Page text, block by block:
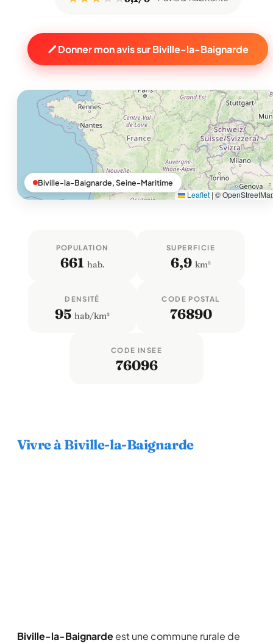
Donner mon avis sur Biville-la-Baignarde
Leaflet|©
Biville-la-Baignarde, Seine-Maritime
POPULATION
661 hab.
SUPERFICIE
6,9 km²
DENSITÉ
95 hab/km²
CODE POSTAL
76890
CODE INSEE
76096
Vivre à Biville-la-Baignarde
Biville-la-Baignardeest une commune rurale de